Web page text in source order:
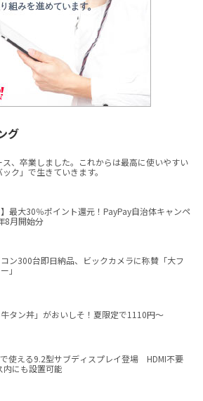
グ
、卒業しました。これからは最高に使いやすい
ック」で生きていきます。
】最大30％ポイント還元！PayPay自治体キャンペ
8月開始分
ン300台即日納品、ビックカメラに称賛「大フ
」
牛タン丼」がおいしそ！夏限定で1110円～
使える9.2型サブディスプレイ登場 HDMI不要
内にも設置可能